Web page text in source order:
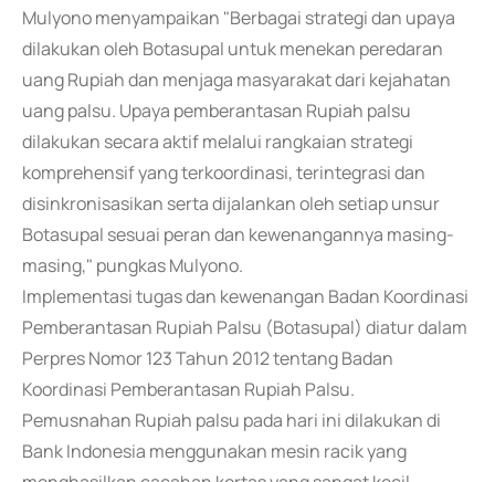
Mulyono menyampaikan "Berbagai strategi dan upaya
dilakukan oleh Botasupal untuk menekan peredaran
uang Rupiah dan menjaga masyarakat dari kejahatan
uang palsu. Upaya pemberantasan Rupiah palsu
dilakukan secara aktif melalui rangkaian strategi
komprehensif yang terkoordinasi, terintegrasi dan
disinkronisasikan serta dijalankan oleh setiap unsur
Botasupal sesuai peran dan kewenangannya masing-
masing," pungkas Mulyono.
Implementasi tugas dan kewenangan Badan Koordinasi
Pemberantasan Rupiah Palsu (Botasupal) diatur dalam
Perpres Nomor 123 Tahun 2012 tentang Badan
Koordinasi Pemberantasan Rupiah Palsu.
Pemusnahan Rupiah palsu pada hari ini dilakukan di
Bank Indonesia menggunakan mesin racik yang